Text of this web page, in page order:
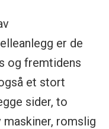
er de
og fremtidens
et stort
sider, to
romslig